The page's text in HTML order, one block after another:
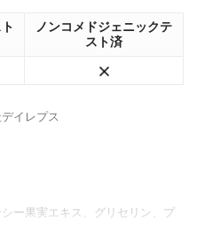
ノンコメドジェニックテ
スト済
イレプス
ー果実エキス、グリセリン、プ